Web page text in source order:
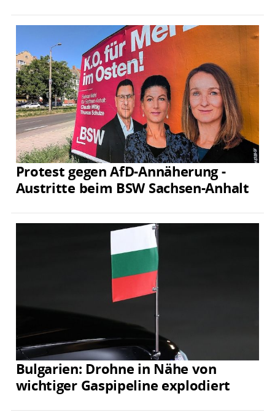
Protest gegen AfD-Annäherung -
Austritte beim BSW Sachsen-Anhalt
Bulgarien: Drohne in Nähe von
wichtiger Gaspipeline explodiert